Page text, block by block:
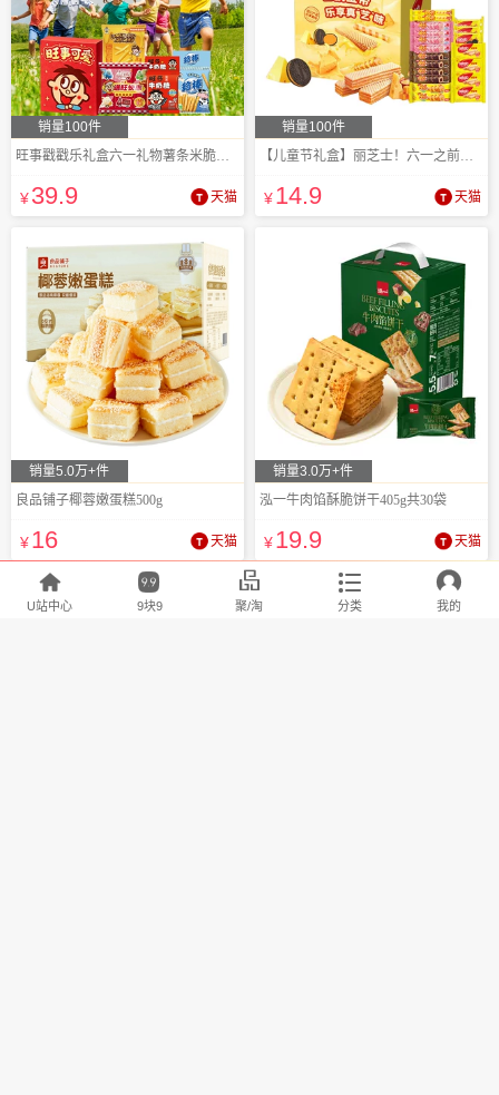
销量100件
旺事戳戳乐礼盒六一礼物薯条米脆小馒头
¥39.9 天猫
销量100件
【儿童节礼盒】丽芝士！六一之前到！折/0.7
¥14.9 天猫
销量5.0万+件
良品铺子椰蓉嫩蛋糕500g
¥16 天猫
销量3.0万+件
泓一牛肉馅酥脆饼干405g共30袋
¥19.9 天猫

U站中心

9块9

聚/淘

分类

我的